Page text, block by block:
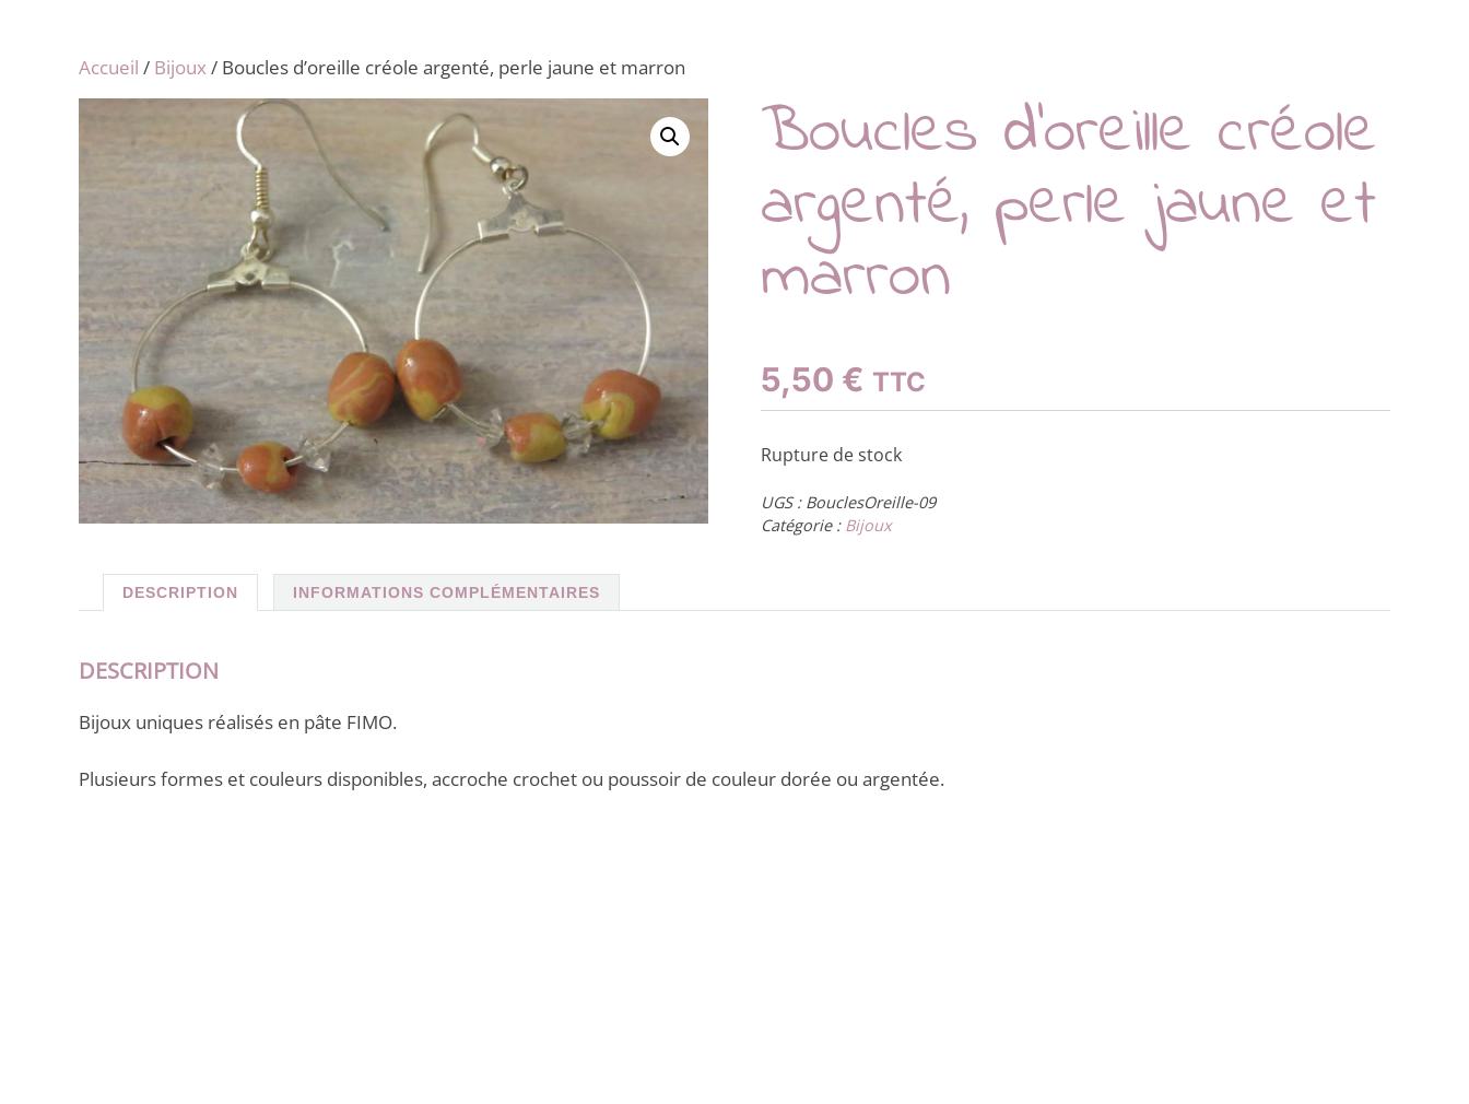
Accueil / Bijoux/ Boucles d’oreille créole argenté, perle jaune et marron
Boucles d’oreille créole
argenté, perle jaune et
marron
5,50 € TTC
Rupture de stock
UGS : BouclesOreille-09
Catégorie : Bijoux
DESCRIPTION INFORMATIONS COMPLÉMENTAIRES
DESCRIPTION
Bijoux uniques réalisés en pâte FIMO.
Plusieurs formes et couleurs disponibles, accroche crochet ou poussoir de couleur dorée ou argentée.